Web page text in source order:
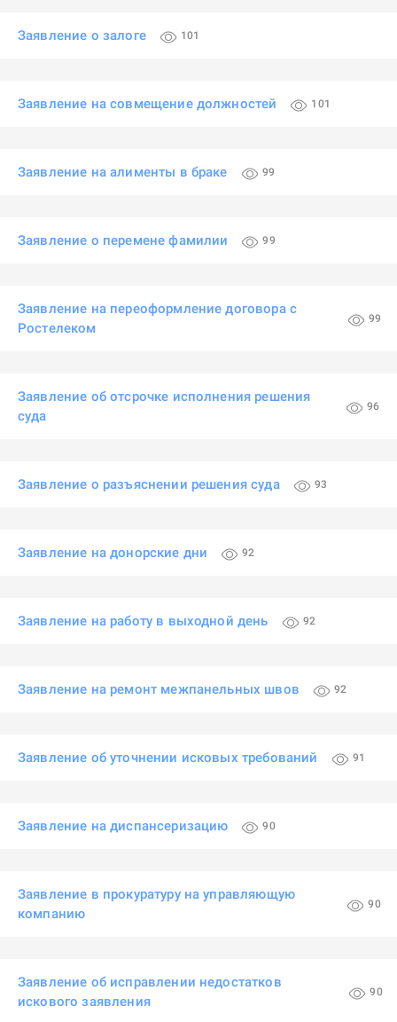
Заявление о залоге 101
Заявление на совмещение должностей 101
Заявление на алименты в браке 99
Заявление о перемене фамилии 99
Заявление на переоформление договора с
Ростелеком
99
Заявление об отсрочке исполнения решения
суда
96
Заявление о разъяснении решения суда 93
Заявление на донорские дни 92
Заявление на работу в выходной день 92
Заявление на ремонт межпанельных швов 92
Заявление об уточнении исковых требований 91
Заявление на диспансеризацию 90
Заявление в прокуратуру на управляющую
компанию
90
Заявление об исправлении недостатков
искового заявления
90